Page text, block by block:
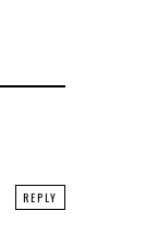
REPLY